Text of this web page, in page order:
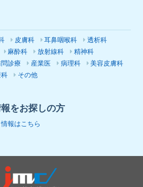
皮膚科 耳鼻咽喉科
透析科
麻酔科 放射線科
精神科
問診療 産業医 病理科
美容皮膚科
科 その他
をお探しの方
報はこちら